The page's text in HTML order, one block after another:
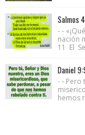
Salmos
- -
nación
11 El
Daniel
- - Pero
hemos